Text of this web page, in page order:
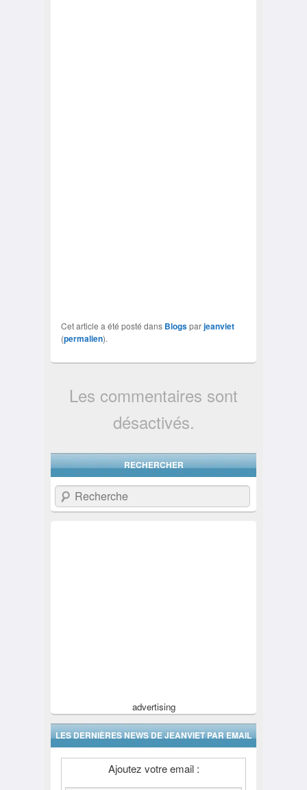
Cet article a été posté dans Blogsparjeanviet
(permalien).
Les commentaires sont
désactivés.
RECHERCHER
Recherche
advertising
LES DERNIÈRES NEWS DE JEANVIET PAR EMAIL
Ajoutez votre email :